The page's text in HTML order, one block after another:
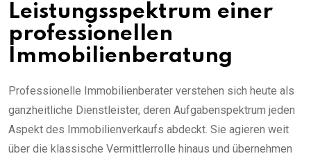
Leistungsspektrum einer
professionellen
Immobilienberatung
Professionelle Immobilienberater verstehen sich heute als
ganzheitliche Dienstleister, deren Aufgabenspektrum jeden
Aspekt des Immobilienverkaufs abdeckt. Sie agieren weit
über die klassische Vermittlerrolle hinaus und übernehmen